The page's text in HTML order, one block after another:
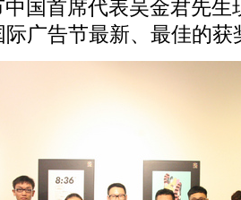
国首席代表吴金君先生
际广告节最新、最佳的获